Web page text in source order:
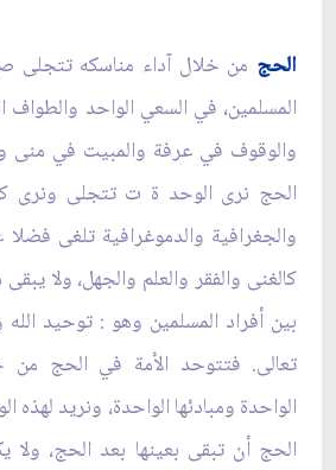
الحج من خلال آداء مناسكه تتجلى
المسلمين، في السعي الواحد والطواف
والوقوف في عرفة والمبيت في منى
الحج نرى الوحد ة ت تتجلى ونرى كل
والجغرافية والدموغرافية تلغى فضلا
كالغنى والفقر والعلم والجهل، ولا
بين أفراد المسلمين وهو : توحيد الله
تعالى. فتتوحد الأمة في الحج من
الواحدة ومبادئها الواحدة، ونريد
الحج أن تبقى بعينها بعد الحج، ولا